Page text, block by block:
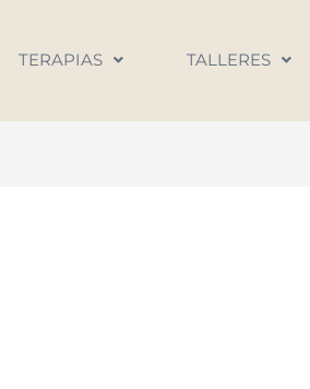
TERAPIAS TALLERES